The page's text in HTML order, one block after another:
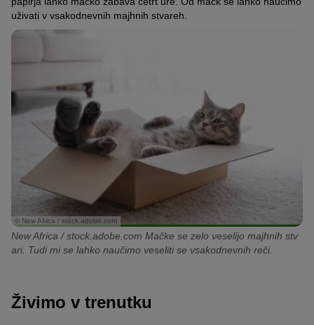
uživati v vsakodnevnih majhnih stvareh.
© New Africa / stock.adobe.com
New Africa / stock.adobe.com Mačke se zelo veselijo majhnih stv
ari. Tudi mi se lahko naučimo veseliti se vsakodnevnih reči.
Živimo v trenutku